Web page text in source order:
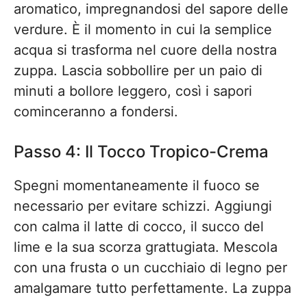
aromatico, impregnandosi del sapore delle
verdure. È il momento in cui la semplice
acqua si trasforma nel cuore della nostra
zuppa. Lascia sobbollire per un paio di
minuti a bollore leggero, così i sapori
cominceranno a fondersi.
Passo 4: Il Tocco Tropico-Crema
Spegni momentaneamente il fuoco se
necessario per evitare schizzi. Aggiungi
con calma il latte di cocco, il succo del
lime e la sua scorza grattugiata. Mescola
con una frusta o un cucchiaio di legno per
amalgamare tutto perfettamente. La zuppa